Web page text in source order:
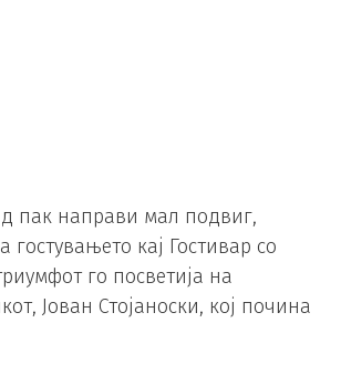
пак направи мал подвиг,
гостувањето кај Гостивар со
го посветија на
Јован Стојаноски, кој почина